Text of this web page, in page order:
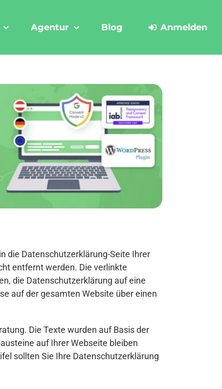
Agentur Blog Anmelden
die Datenschutzerklärung-Seite Ihrer
entfernt werden. Die verlinkte
die Datenschutzerklärung auf eine
auf der gesamten Website über einen
Die Texte wurden auf Basis der
auf Ihrer Webseite bleiben
sollten Sie Ihre Datenschutzerklärung